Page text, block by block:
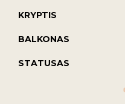
KRYPTIS
BALKONAS
STATUSAS